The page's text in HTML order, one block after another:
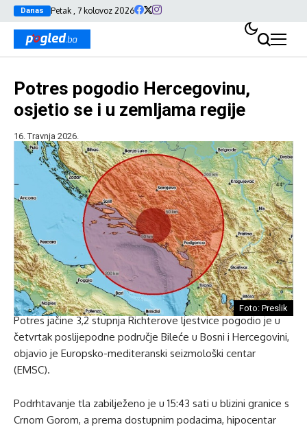
Danas Petak , 7 kolovoz 2026
Potres pogodio Hercegovinu,
osjetio se i u zemljama regije
16. Travnja 2026.
Foto: Preslik
Potres jačine 3,2 stupnja Richterove ljestvice pogodio je u
četvrtak poslijepodne područje Bileće u Bosni i Hercegovini,
objavio je Europsko-mediteranski seizmološki centar
(EMSC).
Podrhtavanje tla zabilježeno je u 15:43 sati u blizini granice s
Crnom Gorom, a prema dostupnim podacima, hipocentar